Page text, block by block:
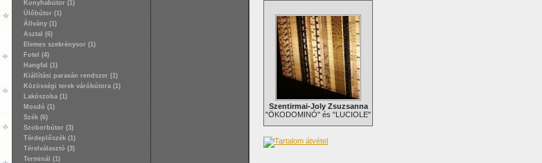
Konyhabútor (1)
Ülőbútor (1)
Állvány (1)
Asztal (6)
Elemes szekrénysor (1)
Fotel (4)
Hangfal (1)
Kiállítási paraván rendszer (1)
Közösségi terek váróbútora (1)
Lakószoba (1)
Mosdó (1)
Szék (6)
Szoborbútor (3)
Térdeplőszék (1)
Térelválasztó (3)
Terminál (1)
Szentirmai-Joly Zsuzsanna
"ÖKODOMINÓ" és "LUCIOLE"